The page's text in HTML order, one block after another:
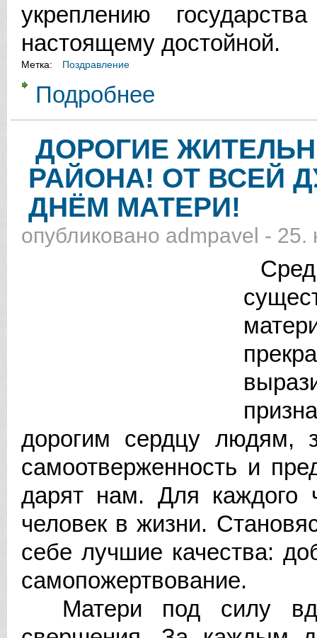
укреплению
настоящему достойной.
Метка: Поздравление
Подробнее
ДОРОГИЕ
РАЙОНА! ОТ ВСЕЙ
ДНЁМ МАТЕРИ!
опубликовано admpavel - 25.
дорогим сердцу людям,
самоотверженность и
дарят нам. Для каждого
человек в жизни.
себе лучшие качества:
самопожертвование.
Матери под силу